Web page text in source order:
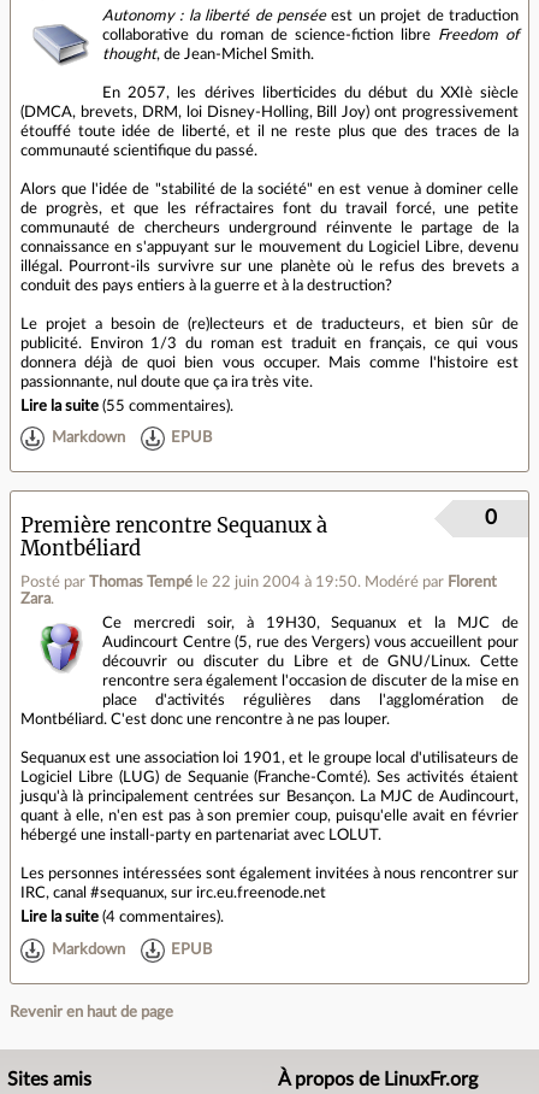
Autonomy : la liberté de penséeest un projet de traduction
collaborative du roman de science-fiction libre Freedom of
thought, de Jean-Michel Smith.
En 2057, les dérives liberticides du début du XXIè siècle
(DMCA, brevets, DRM, loi Disney-Holling, Bill Joy) ont progressivement
étouffé toute idée de liberté, et il ne reste plus que des traces de la
communauté scientifique du passé.
Alors que l'idée de "stabilité de la société" en est venue à dominer celle
de progrès, et que les réfractaires font du travail forcé, une petite
communauté de chercheurs underground réinvente le partage de la
connaissance en s'appuyant sur le mouvement du Logiciel Libre, devenu
illégal. Pourront-ils survivre sur une planète où le refus des brevets a
conduit des pays entiers à la guerre et à la destruction?
Le projet a besoin de (re)lecteurs et de traducteurs, et bien sûr de
publicité. Environ 1/3 du roman est traduit en français, ce qui vous
donnera déjà de quoi bien vous occuper. Mais comme l'histoire est
passionnante, nul doute que ça ira très vite.
Lire la suite (55 commentaires).
Markdown EPUB
Première rencontre Sequanux à
Montbéliard
Posté par Thomas Tempé le 22 juin 2004 à 19:50. Modéré par Florent
Zara.
0
Ce mercredi soir, à 19H30, Sequanux et la MJC de
Audincourt Centre (5, rue des Vergers) vous accueillent pour
découvrir ou discuter du Libre et de GNU/Linux. Cette
rencontre sera également l'occasion de discuter de la mise en
place d'activités régulières dans l'agglomération de
Montbéliard. C'est donc une rencontre à ne pas louper.
Sequanux est une association loi 1901, et le groupe local d'utilisateurs de
Logiciel Libre (LUG) de Sequanie (Franche-Comté). Ses activités étaient
jusqu'à là principalement centrées sur Besançon. La MJC de Audincourt,
quant à elle, n'en est pas à son premier coup, puisqu'elle avait en février
hébergé une install-party en partenariat avec LOLUT.
Les personnes intéressées sont également invitées à nous rencontrer sur
IRC, canal #sequanux, sur irc.eu.freenode.net
Lire la suite (4 commentaires).
Markdown EPUB
Revenir en haut de page
Sites amis À propos de LinuxFr.org